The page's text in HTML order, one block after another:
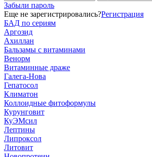
Забыли пароль
Еще не зарегистрировались?Регистрация
БАД по сериям
Аргозид
Ахиллан
Бальзамы с витаминами
Венорм
Витаминные драже
Галега-Нова
Гепатосол
Климатон
Коллоидные фитоформулы
Курунговит
КуЭМсил
Лептины
Липроксол
Литовит